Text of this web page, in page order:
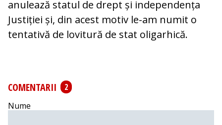
anulează statul de drept și independența
Justiției și, din acest motiv le-am numit o
tentativă de lovitură de stat oligarhică.
COMENTARII
2
Nume